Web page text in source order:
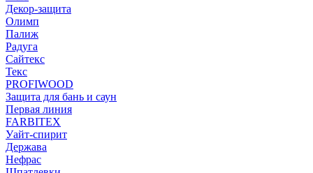
Декор-защита
Олимп
Палиж
Радуга
Сайтекс
Текс
PROFIWOOD
Защита для бань и саун
Первая линия
FARBITEX
Уайт-спирит
Держава
Нефрас